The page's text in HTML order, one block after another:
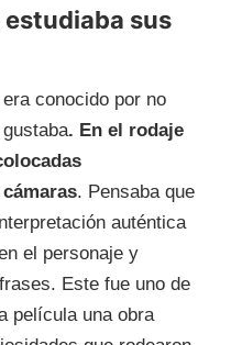
sus
conocido por no
. En el rodaje
. Pensaba que
auténtica
el personaje y
Este fue uno de
película una obra